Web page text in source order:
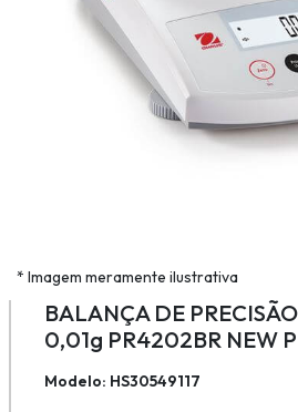
* Imagem meramente ilustrativa
BALANÇA DE
0,01g PR4202BR NEW
Modelo: HS30549117